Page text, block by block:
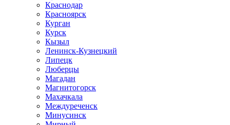
Краснодар
Красноярск
Курган
Курск
Кызыл
Ленинск-Кузнецкий
Липецк
Люберцы
Магадан
Магнитогорск
Махачкала
Междуреченск
Минусинск